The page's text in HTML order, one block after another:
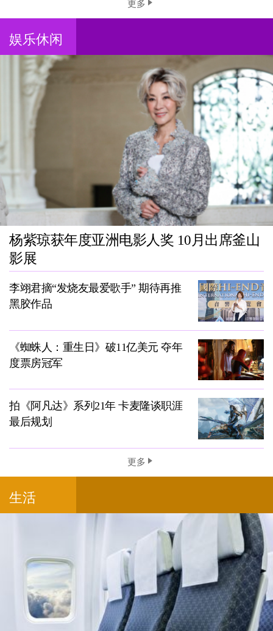
更多
娱乐休闲
杨紫琼获年度亚洲电影人奖 10月出席釜山
影展
李翊君摘“发烧友最爱歌手” 期待再推
黑胶作品
《蜘蛛人：重生日》破11亿美元 夺年
度票房冠军
拍《阿凡达》系列21年 卡麦隆谈职涯
最后规划
更多
生活